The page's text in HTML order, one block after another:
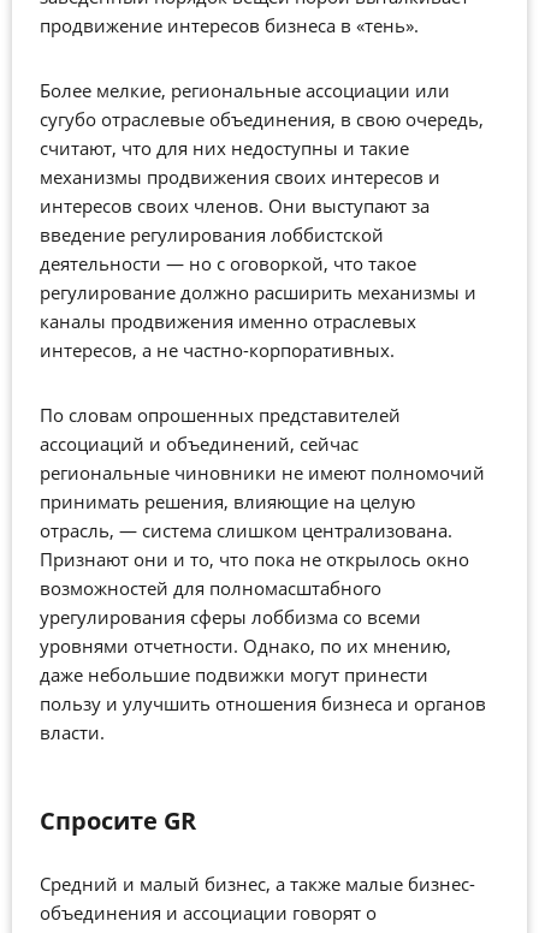
продвижение интересов бизнеса в «тень».
Более мелкие, региональные ассоциации или
сугубо отраслевые объединения, в свою очередь,
считают, что для них недоступны и такие
механизмы продвижения своих интересов и
интересов своих членов. Они выступают за
введение регулирования лоббистской
деятельности — но с оговоркой, что такое
регулирование должно расширить механизмы и
каналы продвижения именно отраслевых
интересов, а не частно-корпоративных.
По словам опрошенных представителей
ассоциаций и объединений, сейчас
региональные чиновники не имеют полномочий
принимать решения, влияющие на целую
отрасль, — система слишком централизована.
Признают они и то, что пока не открылось окно
возможностей для полномасштабного
урегулирования сферы лоббизма со всеми
уровнями отчетности. Однако, по их мнению,
даже небольшие подвижки могут принести
пользу и улучшить отношения бизнеса и органов
власти.
Спросите GR
Средний и малый бизнес, а также малые бизнес-
объединения и ассоциации говорят о